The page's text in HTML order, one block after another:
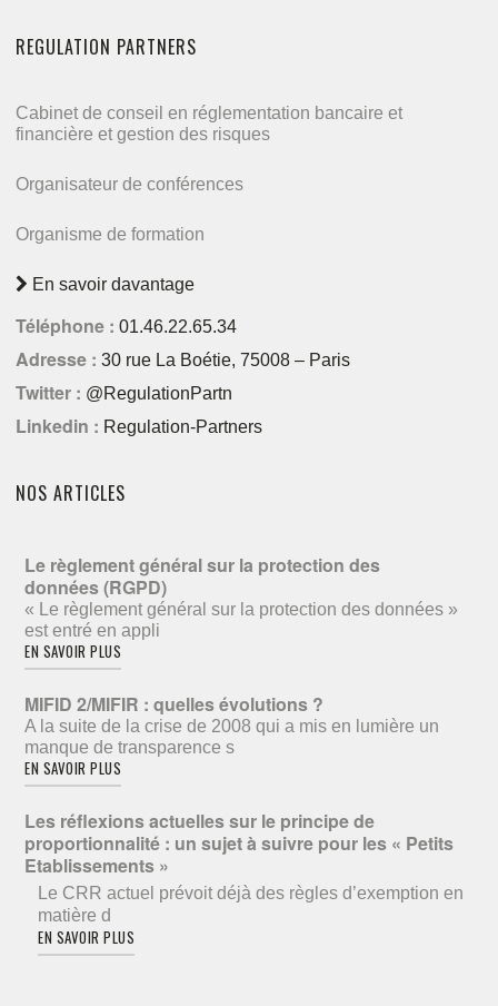
REGULATION PARTNERS
Cabinet de conseil en réglementation bancaire et
financière et gestion des risques
Organisateur de conférences
Organisme de formation
En savoir davantage
Téléphone : 01.46.22.65.34
Adresse : 30 rue La Boétie, 75008 – Paris
Twitter : @RegulationPartn
Linkedin : Regulation-Partners
NOS ARTICLES
Le règlement général sur la protection des
données (RGPD)
« Le règlement général sur la protection des données »
est entré en appli
EN SAVOIR PLUS
MIFID 2/MIFIR : quelles évolutions ?
A la suite de la crise de 2008 qui a mis en lumière un
manque de transparence s
EN SAVOIR PLUS
Les réflexions actuelles sur le principe de
proportionnalité : un sujet à suivre pour les « Petits
Etablissements »
Le CRR actuel prévoit déjà des règles d’exemption en
matière d
EN SAVOIR PLUS